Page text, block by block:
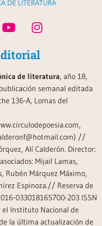
de literatura, año 18,
semanal editada
136-A, Lomas del
//
Alí Calderón. Director:
Mijail Lamas,
Rubén Márquez Máximo,
Espinoza.// Reserva de
033018165700-203 ISSN
el Instituto Nacional de
la última actualización de